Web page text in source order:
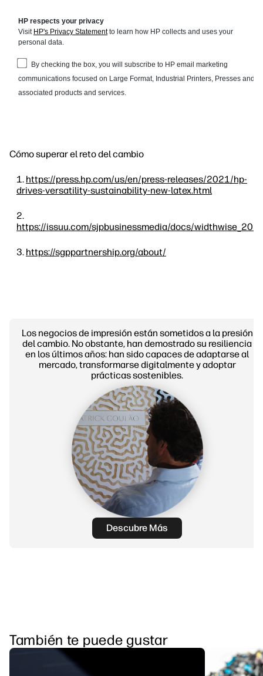
Cómo superar el reto del cambio
https://press.hp.com/us/en/press-releases/2021/hp-
drives-versatility-sustainability-new-latex.html
https://issuu.com/sjpbusinessmedia/docs/
https://sgppartnership.org/about/
Los negocios de impresión están sometidos a la presión
del cambio. No obstante, han demostrado su resiliencia
en los últimos años: han sido capaces de adaptarse al
mercado, transformarse digitalmente y adoptar
prácticas sostenibles.
Descubre Más
También te puede gustar